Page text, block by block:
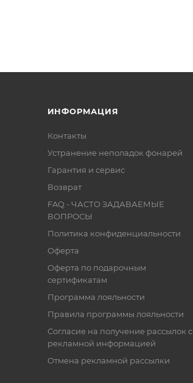
ИНФОРМАЦИЯ
Контакты
Устранение неполадок фонарей
Гарантия и сервис
Возврат
FAQ - ЧАСТО ЗАДАВАЕМЫЕ
ВОПРОСЫ
Политика конфиденциальности
Оферта
Оферта по подарочным
сертификатам
Программа лояльности
Правила программы лояльности
Согласие на получение рассылок с
рекламной информацией
Отмена рекламной рассылки